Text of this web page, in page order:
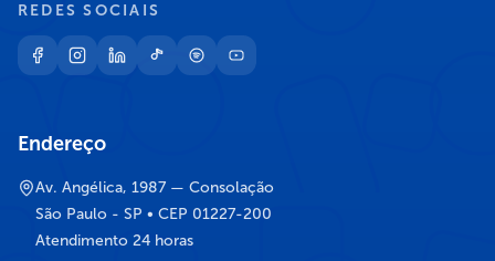
REDES SOCIAIS
Endereço
Av. Angélica, 1987 — Consolação
São Paulo - SP • CEP 01227-200
Atendimento 24 horas